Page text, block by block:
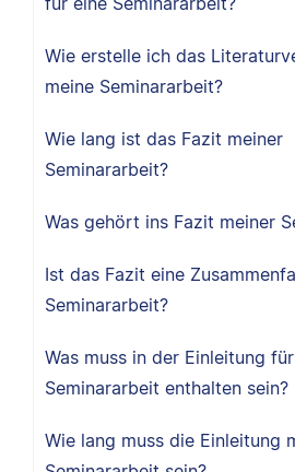
Wie erstelle ich das
meine Seminararbeit?
Wie lang ist das Fazit meiner
Seminararbeit?
Was gehört ins Fazit meiner
Ist das Fazit eine
Seminararbeit?
Was muss in der Einleitung
Seminararbeit enthalten sein?
Wie lang muss die Einleitung